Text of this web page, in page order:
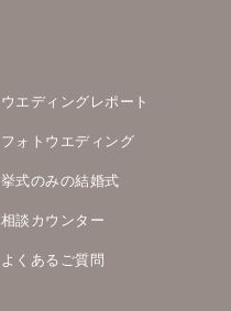
ウエディングレポート
フォトウエディング
挙式のみの結婚式
相談カウンター
よくあるご質問